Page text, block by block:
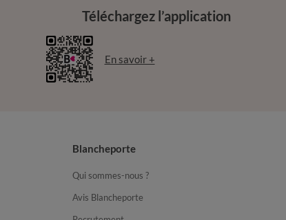
Téléchargez l’application
En savoir +
Blancheporte
Qui sommes-nous ?
Avis Blancheporte